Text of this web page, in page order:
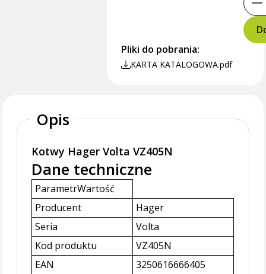
Pliki do pobrania:
KARTA KATALOGOWA.pdf
Opis
Kotwy Hager Volta VZ405N
Dane techniczne
ParametrWartość
Producent
Hager
Seria
Volta
Kod produktu
VZ405N
EAN
3250616666405